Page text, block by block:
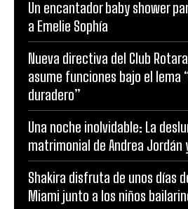
Un encantador baby shower
a Emelie Sophía
Nueva directiva del Club
asume funciones bajo el lema
duradero”
Una noche inolvidable: La
matrimonial de Andrea Jordán
Shakira disfruta de unos días
Miami junto a los niños